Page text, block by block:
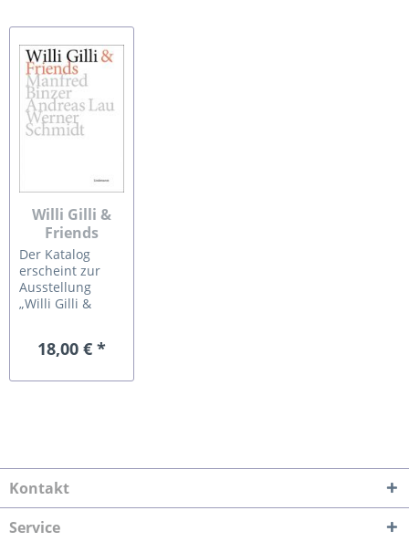
Willi Gilli &
Friends
Willi Gilli &
Friends:
Manfred
Binzer,
Der Katalog
erscheint zur
Ausstellung
„Willi Gilli &
Andreas Lau,
30.4. – 21.5.2023
18,00 € *
Kontakt
Service